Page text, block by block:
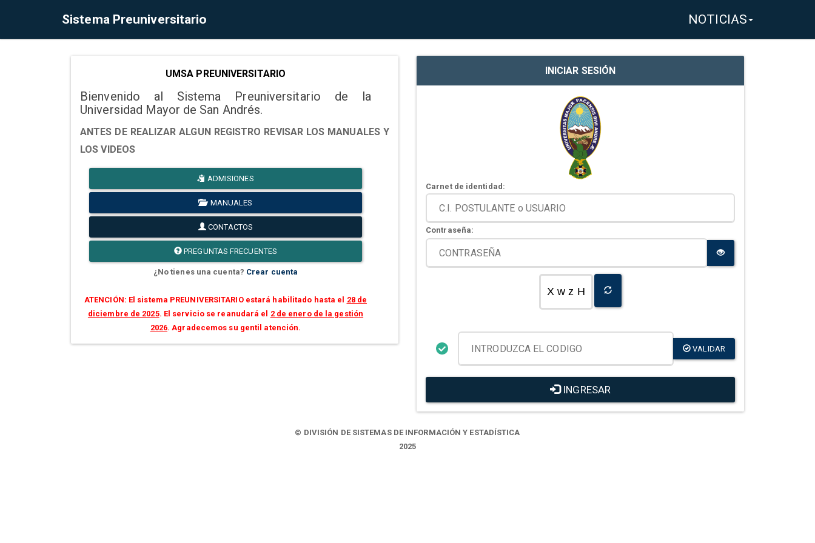
Sistema Preuniversitario NOTICIAS
UMSA PREUNIVERSITARIO
Bienvenido al Sistema Preuniversitario de la
Universidad Mayor de San Andrés.
ANTES DE REALIZAR ALGUN REGISTRO REVISAR LOS MANUALES Y
LOS VIDEOS
ADMISIONES
MANUALES
CONTACTOS
PREGUNTAS FRECUENTES
¿No tienes una cuenta? Crear cuenta
ATENCIÓN: El sistema PREUNIVERSITARIO estará habilitado hasta el 28 de
diciembre de 2025. El servicio se reanudará el 2 de enero de la gestión
2026. Agradecemos su gentil atención.
INICIAR SESIÓN
Carnet de identidad:
Contraseña:
X w z H
VALIDAR
INGRESAR
© DIVISIÓN DE SISTEMAS DE INFORMACIÓN Y ESTADÍSTICA
2025